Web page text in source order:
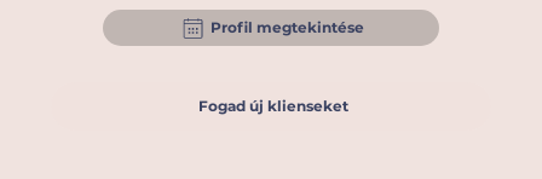
Profil megtekintése
Fogad új klienseket